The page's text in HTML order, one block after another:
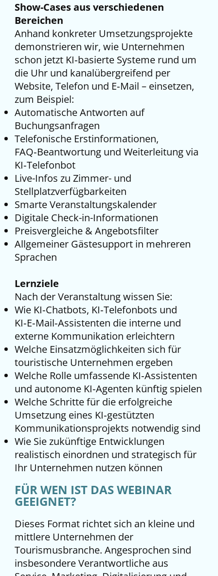
Show-Cases aus verschiedenen
Bereichen
Anhand konkreter Umsetzungsprojekte
demonstrieren wir, wie Unternehmen
schon jetzt KI‑basierte Systeme rund um
die Uhr und kanalübergreifend per
Website, Telefon und E‑Mail – einsetzen,
zum Beispiel:
Automatische Antworten auf
Buchungsanfragen
Telefonische Erstinformationen,
FAQ‑Beantwortung und Weiterleitung via
KI‑Telefonbot
Live-Infos zu Zimmer- und
Stellplatzverfügbarkeiten
Smarte Veranstaltungskalender
Digitale Check-in-Informationen
Preisvergleiche & Angebotsfilter
Allgemeiner Gästesupport in mehreren
Sprachen
Lernziele
Nach der Veranstaltung wissen Sie:
Wie KI‑Chatbots, KI‑Telefonbots und
KI‑E‑Mail‑Assistenten die interne und
externe Kommunikation erleichtern
Welche Einsatzmöglichkeiten sich für
touristische Unternehmen ergeben
Welche Rolle umfassende KI‑Assistenten
und autonome KI‑Agenten künftig spielen
Welche Schritte für die erfolgreiche
Umsetzung eines KI‑gestützten
Kommunikationsprojekts notwendig sind
Wie Sie zukünftige Entwicklungen
realistisch einordnen und strategisch für
Ihr Unternehmen nutzen können
FÜR WEN IST DAS WEBINAR
GEEIGNET?
Dieses Format richtet sich an kleine und
mittlere Unternehmen der
Tourismusbranche. Angesprochen sind
insbesondere Verantwortliche aus